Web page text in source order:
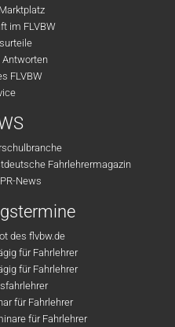
im FLVBW
Antworten
FLVBW
Fahrlehrermagazin
News
des flvbw.de
für Fahrlehrer
für Fahrlehrer
für Fahrlehrer
für Fahrlehrer